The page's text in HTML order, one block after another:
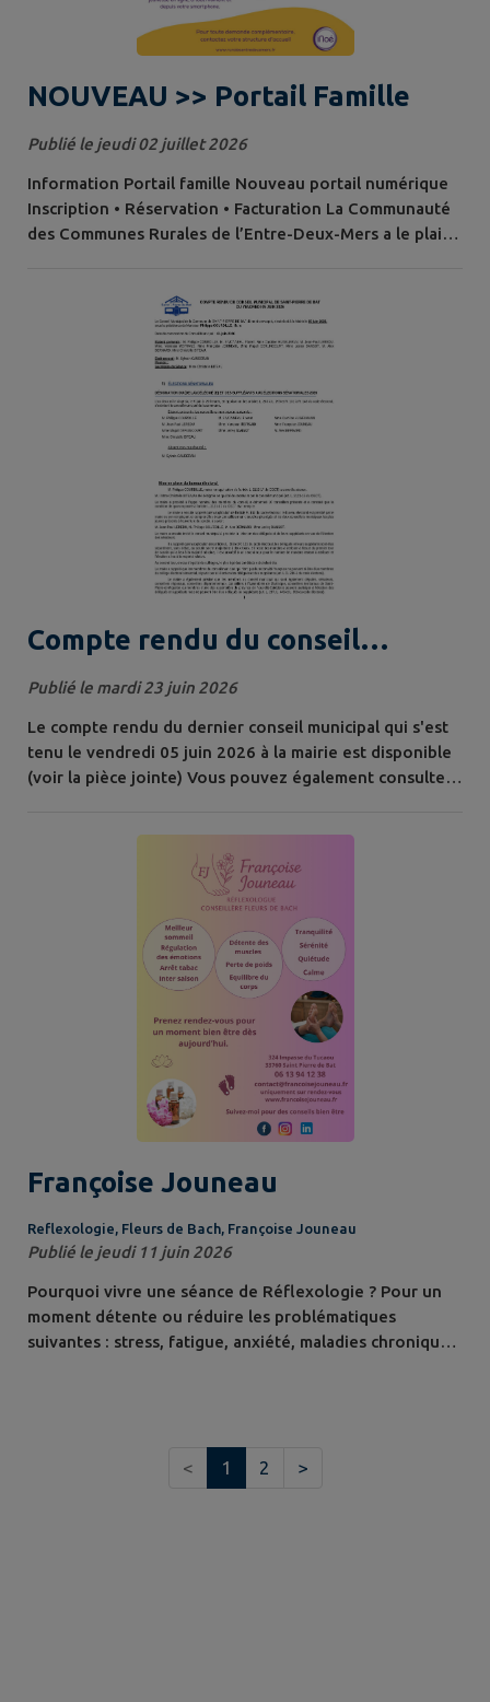
NOUVEAU >> Portail Famille
Publié le jeudi 02 juillet 2026
Information Portail famille Nouveau portail numérique
Inscription • Réservation • Facturation La Communauté
des Communes Rurales de l’Entre-Deux-Mers a le plaisir
familles : iNoé Espace Famille . Cet outil vous permettra
d’accomplir l’ensemble de vos démarches
administratives auprès de...
Compte rendu du conseil
municipal du 05 juin 2026
Publié le mardi 23 juin 2026
Le compte rendu du dernier conseil municipal qui s'est
tenu le vendredi 05 juin 2026 à la mairie est disponible
(voir la pièce jointe) Vous pouvez également consulter
Françoise Jouneau
Reflexologie, Fleurs de Bach, Françoise Jouneau
Publié le jeudi 11 juin 2026
Pourquoi vivre une séance de Réflexologie ? Pour un
moment détente ou réduire les problématiques
suivantes : stress, fatigue, anxiété, maladies chroniques,
Alzheimer, Parkinson....
< 1 2 >